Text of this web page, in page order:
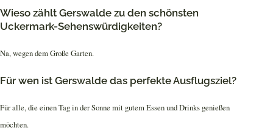
Wieso zählt Gerswalde zu den schönsten
Uckermark-Sehenswürdigkeiten?
Na, wegen dem Große Garten.
Für wen ist Gerswalde das perfekte Ausflugsziel?
Für alle, die einen Tag in der Sonne mit gutem Essen und Drinks genießen
möchten.